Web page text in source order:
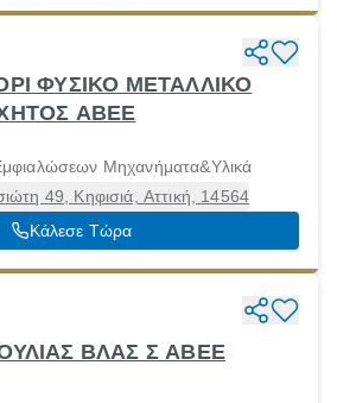
ΦΥΣΙΚΟ ΜΕΤΑΛΛΙΚΟ
ΑΒΕΕ
Μηχανήματα&Υλικά
49, Κηφισιά, Αττική, 14564
Κάλεσε Τώρα
ΒΛΑΣ Σ ΑΒΕΕ